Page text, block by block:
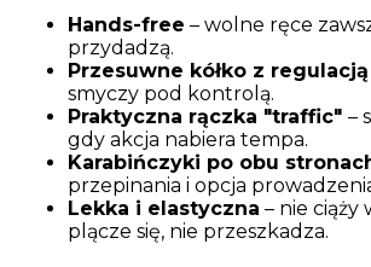
Hands-free – wolne ręce
przydadzą.
Przesuwne kółko z regulacją
smyczy pod kontrolą.
Praktyczna rączka "traffic" –
gdy akcja nabiera tempa.
Karabińczyki po obu
przepinania i opcja
Lekka i elastyczna – nie ciąży
plącze się, nie przeszkadza.